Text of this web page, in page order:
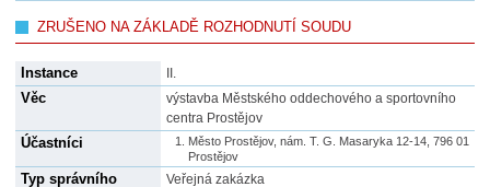
ZRUŠENO NA ZÁKLADĚ ROZHODNUTÍ SOUDU
Instance II.
Věc
výstavba Městského oddechového a sportovního
centra Prostějov
Účastníci
Město Prostějov, nám. T. G. Masaryka 12-14, 796 01
Prostějov
Typ správního
Veřejná zakázka